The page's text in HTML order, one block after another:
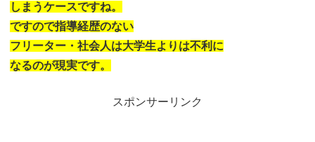
しまうケースですね。
ですので指導経歴のない
フリーター・社会人は大学生よりは不利に
なるのが現実です。
スポンサーリンク